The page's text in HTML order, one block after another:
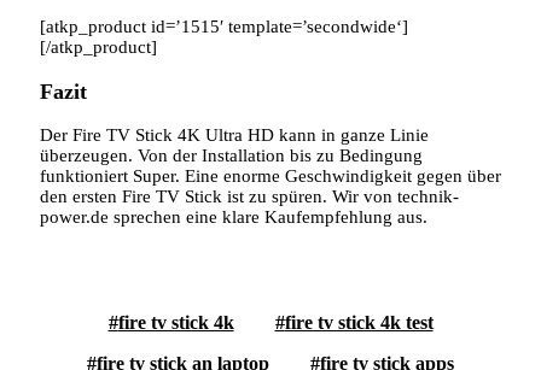
[atkp_product id=’1515′ template=’secondwide‘]
[/atkp_product]
Fazit
Der Fire TV Stick 4K Ultra HD kann in ganze Linie
überzeugen. Von der Installation bis zu Bedingung
funktioniert Super. Eine enorme Geschwindigkeit gegen über
den ersten Fire TV Stick ist zu spüren. Wir von technik-
power.de sprechen eine klare Kaufempfehlung aus.
fire tv stick 4k
fire tv stick 4k test
fire tv stick an laptop
fire tv stick apps